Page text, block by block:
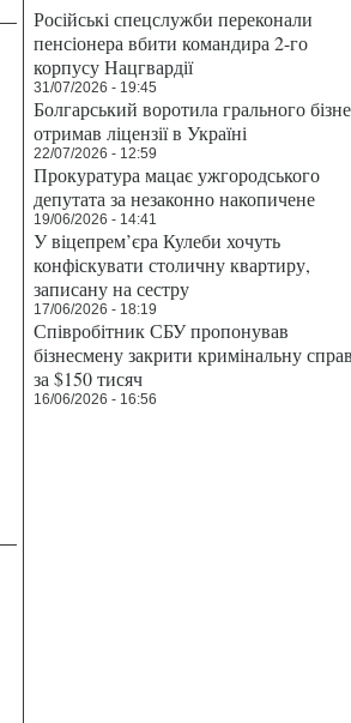
Російські спецслужби переконали
пенсіонера вбити командира 2-го
корпусу Нацгвардії
31/07/2026 - 19:45
Болгарський воротила грального
отримав ліцензії в Україні
22/07/2026 - 12:59
Прокуратура мацає ужгородського
депутата за незаконно накопичене
19/06/2026 - 14:41
У віцепрем’єра Кулеби хочуть
конфіскувати столичну квартиру,
записану на сестру
17/06/2026 - 18:19
Співробітник СБУ пропонував
бізнесмену закрити кримінальну
за $150 тисяч
16/06/2026 - 16:56